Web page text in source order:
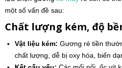
một số vấn đề sau:
Chất lượng kém, độ
Vật liệu kém: Gương rẻ tiền
chất lượng, dễ bị oxy hóa, biến